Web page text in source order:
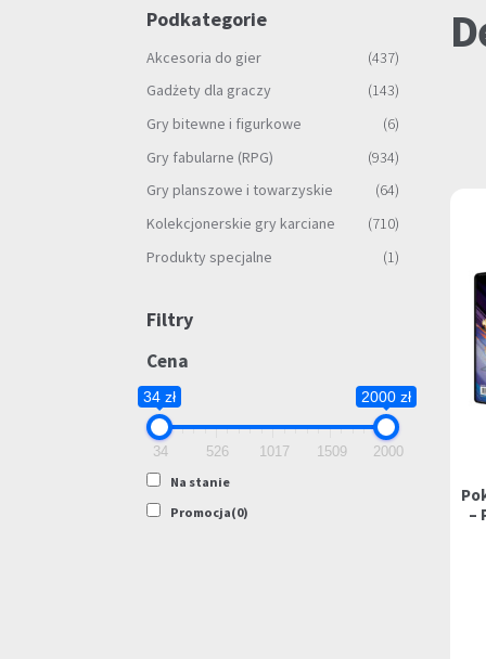
–
Podkategorie
Akcesoria do gier
(437)
Gadżety dla graczy
(143)
Gry bitewne i figurkowe
(6)
Gry fabularne (RPG)
(934)
Gry planszowe i towarzyskie
(64)
Kolekcjonerskie gry karciane
(710)
Produkty specjalne
(1)
Filtry
Cena
34 zł 2000 zł
34 526 1017 1509
2000
Na stanie
Promocja(0)